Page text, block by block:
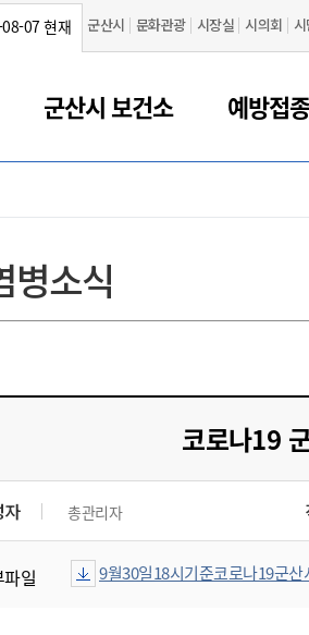
07 현재 군산시 문화관광 시장실 시의회
군산시 보건소 예방접
병소식
코로나19
자 총관리자
일 9월30일18시기준코로나19군